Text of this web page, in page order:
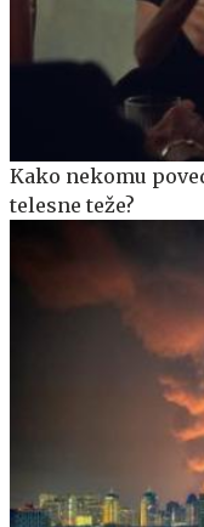
Kako nekomu
telesne teže?